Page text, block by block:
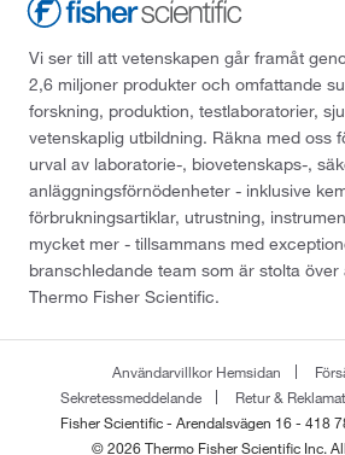
Vi ser till att vetenskapen går framåt
2,6 miljoner produkter och omfattande
forskning, produktion, testlaboratorier,
vetenskaplig utbildning. Räkna med oss
urval av laboratorie-, biovetenskaps-,
anläggningsförnödenheter - inklusive
förbrukningsartiklar, utrustning,
mycket mer - tillsammans med
branschledande team som är stolta
Thermo Fisher Scientific.
Användarvillkor Hemsidan
Sekretessmeddelande
Retur &
Fisher Scientific - Arendalsvägen 16 - 418
© 2026 Thermo Fisher Scientific Inc.